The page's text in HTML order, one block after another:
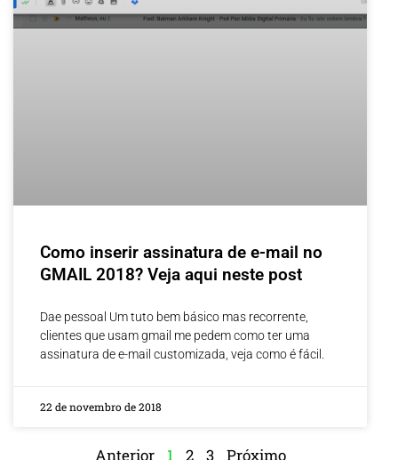
Como inserir assinatura de e-mail no
GMAIL 2018? Veja aqui neste post
Dae pessoal Um tuto bem básico mas recorrente,
clientes que usam gmail me pedem como ter uma
assinatura de e-mail customizada, veja como é fácil.
22 de novembro de 2018
Anterior 1 2 3 Próximo